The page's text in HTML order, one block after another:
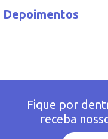
Depoimentos
Fique por
receba